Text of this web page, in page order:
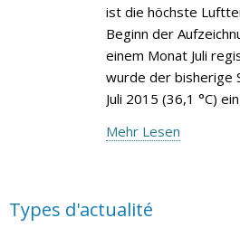
ist die höchste
Beginn der
einem Monat Juli
wurde der bisherige
Juli 2015 (36,1 °C)
Mehr Lesen
Types d'actualité